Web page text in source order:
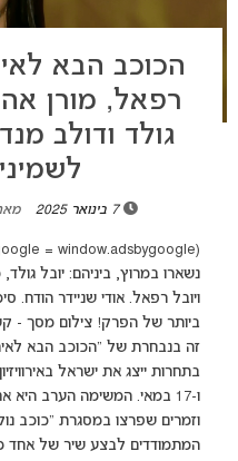
רפאל, מורן
גולד ודולב
7 בינואר 2025
נשארו במרוץ, ביניהם: יובל
ו-17 במאי. המשימה הערב
וזמרים שפרצו במסגרת "כוכב